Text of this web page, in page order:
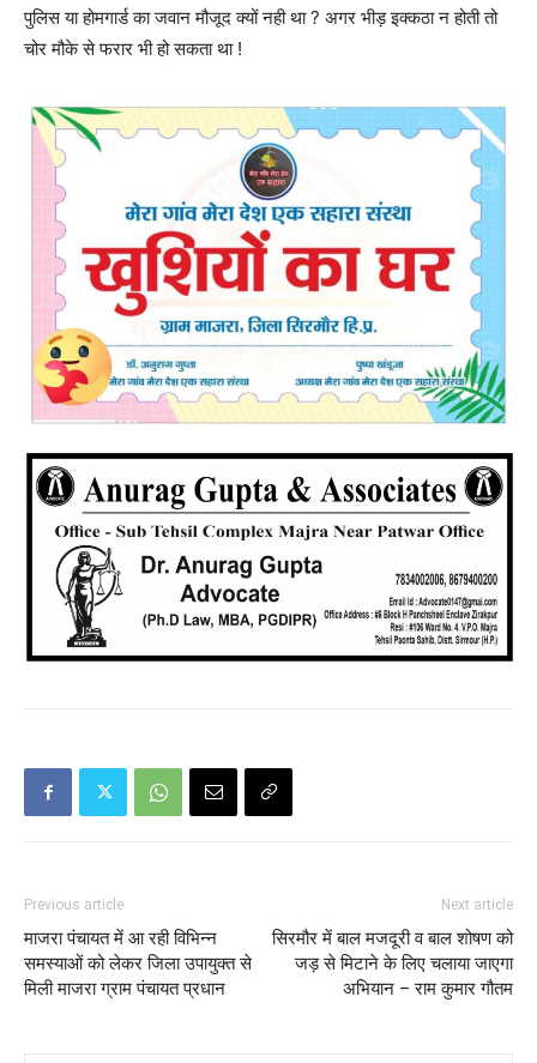
पुलिस या होमगार्ड का जवान मौजूद क्यों नही था ? अगर भीड़ इक्कठा न होती तो
चोर मौके से फरार भी हो सकता था !
Previous article
माजरा पंचायत में आ रही विभिन्न
समस्याओं को लेकर जिला उपायुक्त से
मिली माजरा ग्राम पंचायत प्रधान
Next article
सिरमौर में बाल मजदूरी व बाल शोषण को
जड़ से मिटाने के लिए चलाया जाएगा
अभियान – राम कुमार गौतम